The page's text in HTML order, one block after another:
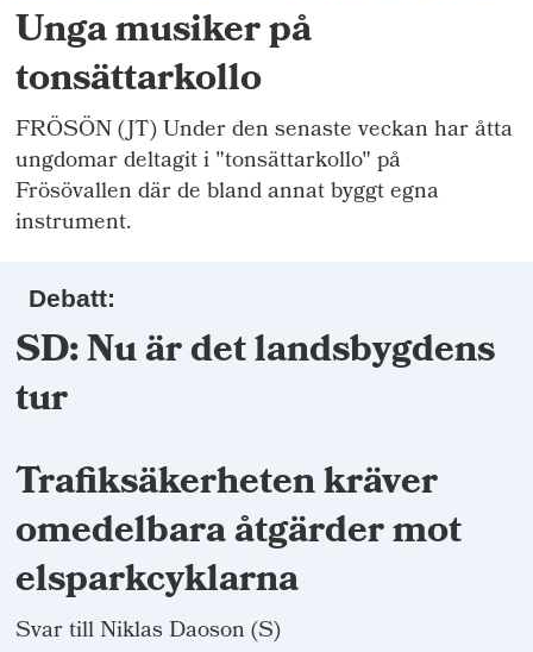
Unga musiker på
tonsättarkollo
FRÖSÖN (JT) Under den senaste veckan har åtta
ungdomar deltagit i "tonsättarkollo" på
Frösövallen där de bland annat byggt egna
instrument.
Debatt:
SD: Nu är det landsbygdens
tur
Trafiksäkerheten kräver
omedelbara åtgärder mot
elsparkcyklarna
Svar till Niklas Daoson (S)